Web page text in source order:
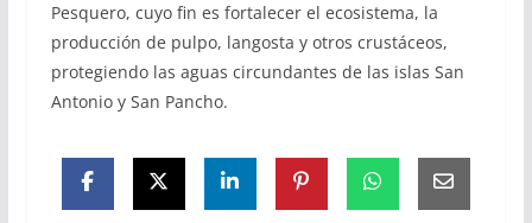
Pesquero, cuyo fin es fortalecer el ecosistema, la
producción de pulpo, langosta y otros crustáceos,
protegiendo las aguas circundantes de las islas San
Antonio y San Pancho.